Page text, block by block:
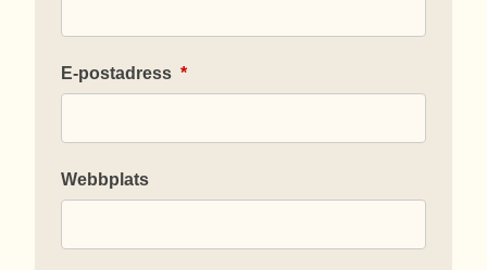
E-postadress *
Webbplats